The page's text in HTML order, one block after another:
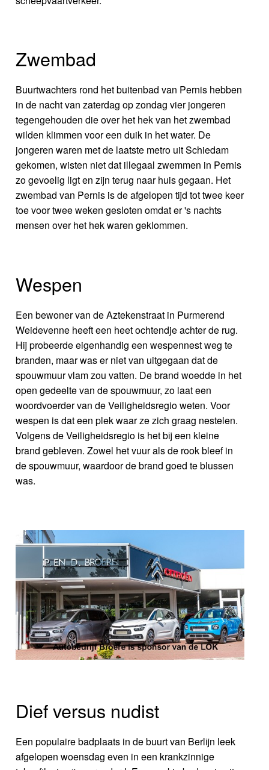
Zwembad
Buurtwachters rond het buitenbad van Pernis hebben
in de nacht van zaterdag op zondag vier jongeren
tegengehouden die over het hek van het zwembad
wilden klimmen voor een duik in het water. De
jongeren waren met de laatste metro uit Schiedam
gekomen, wisten niet dat illegaal zwemmen in Pernis
zo gevoelig ligt en zijn terug naar huis gegaan. Het
zwembad van Pernis is de afgelopen tijd tot twee keer
toe voor twee weken gesloten omdat er 's nachts
mensen over het hek waren geklommen.
Wespen
Een bewoner van de Aztekenstraat in Purmerend
Weidevenne heeft een heet ochtendje achter de rug.
Hij probeerde eigenhandig een wespennest weg te
branden, maar was er niet van uitgegaan dat de
spouwmuur vlam zou vatten. De brand woedde in het
open gedeelte van de spouwmuur, zo laat een
woordvoerder van de Veiligheidsregio weten. Voor
wespen is dat een plek waar ze zich graag nestelen.
Volgens de Veiligheidsregio is het bij een kleine
brand gebleven. Zowel het vuur als de rook bleef in
de spouwmuur, waardoor de brand goed te blussen
was.
Dief versus nudist
Een populaire badplaats in de buurt van Berlijn leek
afgelopen woensdag even in een krankzinnige